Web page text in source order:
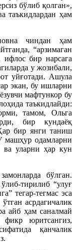
бўлиб қолган»,
таъкидлардан ҳам
чиндан ҳам
“арзимаган
бир нарсага
у жозибали,
уйғотади. Ашула
экан, бу ишларни
мафтункор бу
таъкидлайди:
тамом, Ольга
бир кундаёқ
бир янги таниш
машҳур одамларни
ва уларни ҳар кун
бўлган.
тирилиб “улуғ
тегар-тегмас эса
асрдагичалик
айб ҳам саналмай
фикр юритсангиз,
қанчалик